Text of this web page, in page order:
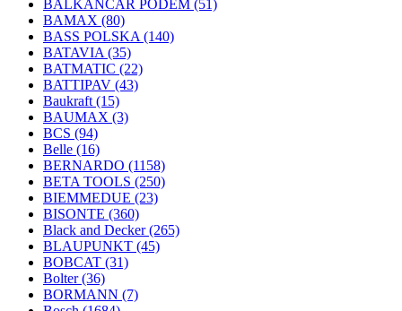
BALKANCAR PODEM (51)
BAMAX (80)
BASS POLSKA (140)
BATAVIA (35)
BATMATIC (22)
BATTIPAV (43)
Baukraft (15)
BAUMAX (3)
BCS (94)
Belle (16)
BERNARDO (1158)
BETA TOOLS (250)
BIEMMEDUE (23)
BISONTE (360)
Black and Decker(265)
BLAUPUNKT (45)
BOBCAT (31)
Bolter(36)
BORMANN (7)